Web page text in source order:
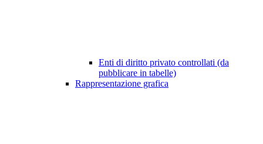
Enti di diritto privato controllati (da
pubblicare in tabelle)
Rappresentazione grafica